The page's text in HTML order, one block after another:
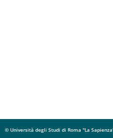
© Università degli Studi di Roma "La